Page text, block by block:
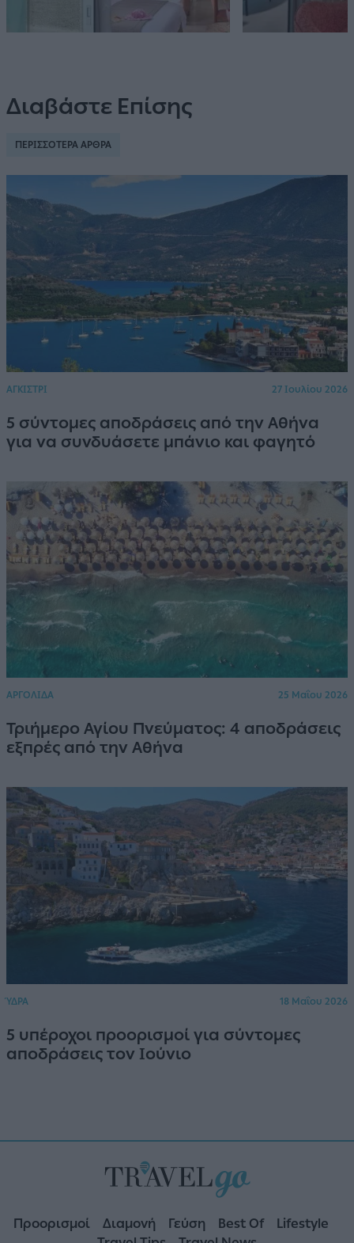
Διαβάστε Επίσης
ΠΕΡΙΣΣΟΤΕΡΑ ΑΡΘΡΑ
ΑΓΚΙΣΤΡΙ 27 Ιουλίου 2026
5 σύντομες αποδράσεις από την Αθήνα
για να συνδυάσετε μπάνιο και φαγητό
ΑΡΓΟΛΙΔΑ 25 Μαΐου 2026
Τριήμερο Αγίου Πνεύματος: 4 αποδράσεις
εξπρές από την Αθήνα
ΎΔΡΑ 18 Μαΐου 2026
5 υπέροχοι προορισμοί για σύντομες
αποδράσεις τον Ιούνιο
Προορισμοί Διαμονή Γεύση Best Of
Lifestyle